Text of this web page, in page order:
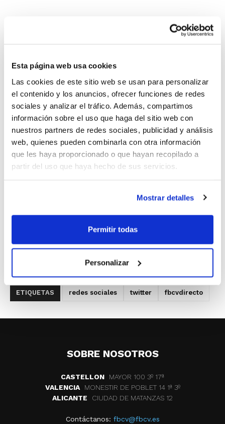
Esta página web usa cookies
Las cookies de este sitio web se usan para personalizar
el contenido y los anuncios, ofrecer funciones de redes
sociales y analizar el tráfico. Además, compartimos
información sobre el uso que haga del sitio web con
nuestros partners de redes sociales, publicidad y análisis
web, quienes pueden combinarla con otra información
que les haya proporcionado o que hayan recopilado a
partir del uso que haya hecho de sus servicios.
Mostrar detalles
Permitir todas
Personalizar
Jugadores/as, clubes, entrenadores, árbitros, oficiales
Twitter, una cifra muy importante que habla de la
importancia del baloncesto en la Comunidad
Valenciana.
Además, en las últimas jornadas, esta red social está
permitiendo acercar la actualidad de nuestro
baloncesto a todos. Esto es posible a través de
#fbcvdirecto, el hashtag que nos permite seguir en
vivo los partidos del fin de semana.
baloncesto es imprescindible para seguir
impulsando nuestro deporte, y las redes
ETIQUETAS redes sociales twitter fbcvdirecto
SOBRE NOSOTROS
CASTELLON
MAYOR 100 3º 17ª
VALENCIA
MONESTIR DE POBLET 14 1ª 3º
ALICANTE
CIUDAD DE MATANZAS 12
Contáctanos: fbcv@fbcv.es